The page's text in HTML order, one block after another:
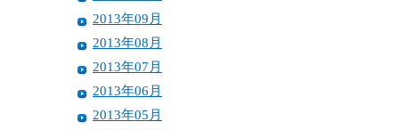
2013年09月
2013年08月
2013年07月
2013年06月
2013年05月